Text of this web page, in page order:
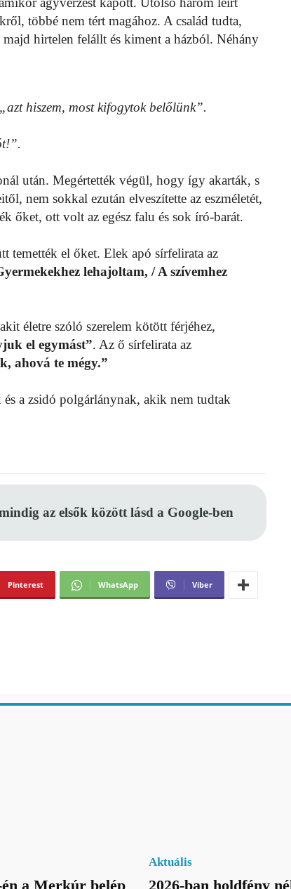
többé nem tért magához. A család tudta,
hirtelen felállt és kiment a házból. Néhány
„azt hiszem, most kifogytok belőlünk”.
után. Megértették végül, hogy így akarták, s
nem sokkal ezután elveszítette az eszméletét,
őket, ott volt az egész falu és sok író-barát.
temették el őket. Elek apó sírfelirata az
lehajoltam, / A szívemhez
életre szóló szerelem kötött férjéhez,
el egymást”. Az ő sírfelirata az
ahová te mégy.”
és a zsidó polgárlánynak, akik nem tudtak
az elsők között lásd a Google-ben
Pinterest WhatsApp Viber
a Merkúr belép
Aktuális
2026-ban holdfény